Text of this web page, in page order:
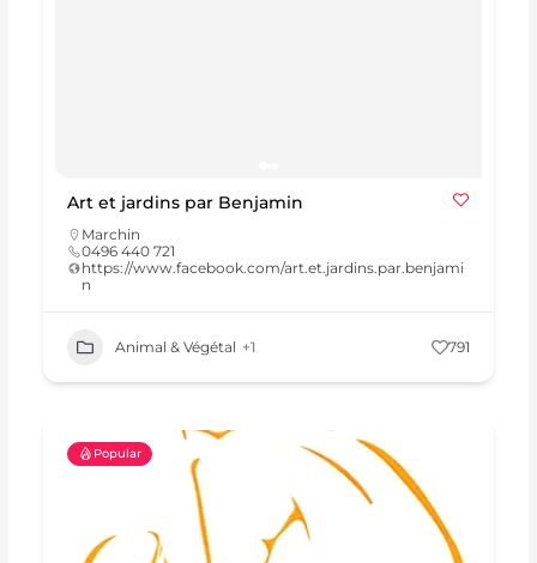
Art et jardins par Benjamin
Marchin
0496 440 721
https://www.facebook.com/art.et.jardins.par.benjami
n
Animal & Végétal +1 791
Popular